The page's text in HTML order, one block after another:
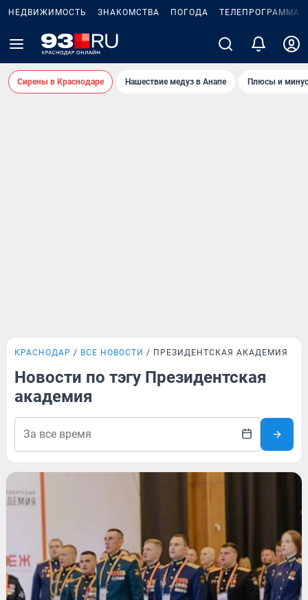
НЕДВИЖИМОСТЬ ЗНАКОМСТВА ПОГОДА ТЕЛЕПРОГРАММА
Сирены в Краснодаре Нашествие медуз в Анапе Плюсы и
КРАСНОДАР ВСЕ НОВОСТИ ПРЕЗИДЕНТСКАЯ АКАДЕМИЯ
Новости по тэгу Президентская
академия